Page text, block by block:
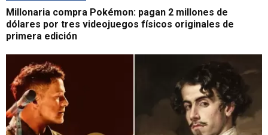
Millonaria compra Pokémon: pagan 2 millones de
dólares por tres videojuegos físicos originales de
primera edición